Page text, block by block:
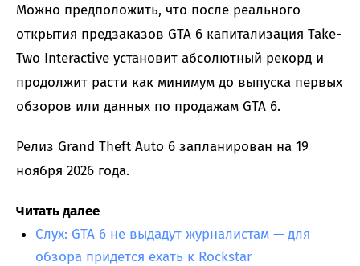
Можно предположить, что после реального
открытия предзаказов GTA 6 капитализация Take-
Two Interactive установит абсолютный рекорд и
продолжит расти как минимум до выпуска первых
обзоров или данных по продажам GTA 6.
Релиз Grand Theft Auto 6 запланирован на 19
ноября 2026 года.
Читать далее
Слух: GTA 6 не выдадут журналистам — для
обзора придется ехать к Rockstar